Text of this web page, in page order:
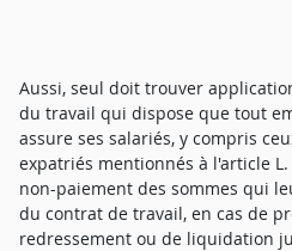
Aussi, seul doit trouver
du travail qui dispose que tout
assure ses salariés, y compris
expatriés mentionnés à l'article
non-paiement des sommes qui
du contrat de travail, en cas de
redressement ou de liquidation